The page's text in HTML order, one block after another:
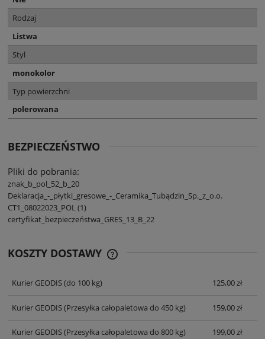
Rodzaj
Listwa
Styl
monokolor
Typ powierzchni
polerowana
BEZPIECZEŃSTWO
Pliki do pobrania:
znak_b_pol_52_b_20
Deklaracja_-_płytki_gresowe_-_Ceramika_Tubądzin_Sp._z_o.o.
CT1_08022023_POL (1)
certyfikat_bezpieczeństwa_GRES_13_B_22
KOSZTY DOSTAWY
Kurier GEODIS(do 100 kg) 125,00 zł
Kurier GEODIS(Przesyłka całopaletowa do 450 kg) 159,00 zł
Kurier GEODIS(Przesyłka całopaletowa do 800 kg) 199,00 zł